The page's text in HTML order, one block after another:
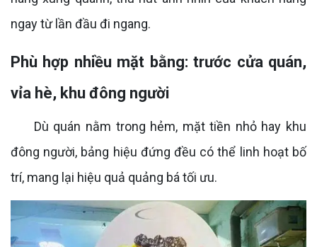
ngay từ lần đầu đi ngang.
Phù hợp nhiều mặt bằng: trước cửa quán,
vỉa hè, khu đông người
Dù quán nằm trong hẻm, mặt tiền nhỏ hay khu
đông người, bảng hiệu đứng đều có thể linh hoạt bố
trí, mang lại hiệu quả quảng bá tối ưu.